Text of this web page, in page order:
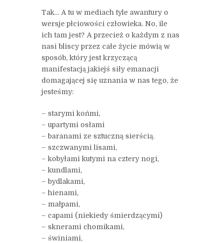
Tak… A tu w mediach tyle awantury o
wersje płciowości człowieka. No, ile
ich tam jest? A przecież o każdym z nas
nasi bliscy przez całe życie mówią w
sposób, który jest krzyczącą
manifestacją jakiejś siły emanacji
domagającej się uznania w nas tego, że
jesteśmy:
– starymi końmi,
– upartymi osłami
– baranami ze sztuczną sierścią.
– szczwanymi lisami,
– kobyłami kutymi na cztery nogi,
– kundlami,
– bydlakami,
– hienami,
– małpami,
– capami (niekiedy śmierdzącymi)
– sknerami chomikami,
– świniami,